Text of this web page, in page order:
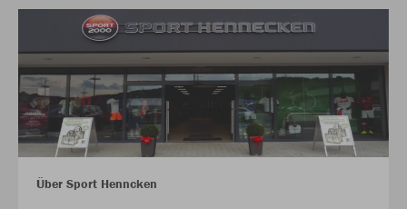
Über Sport Henncken